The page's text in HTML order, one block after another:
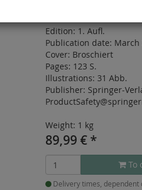
Edition:1. Aufl.
Publication date: March
Cover: Broschiert
Pages: 123 S.
Illustrations: 31 Abb.
Publisher: Springer-
Weight: 1 kg
89,99 € *
To
Delivery times, dependent